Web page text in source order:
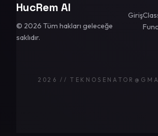
HucRem AI
© 2026 Tüm hakları geleceğe
saklıdır.
Giriş
2026 //